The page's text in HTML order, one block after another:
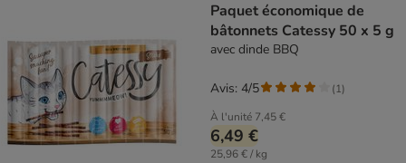
Paquet économique de
bâtonnets Catessy 50 x 5 g
avec dinde BBQ
À l'unité 7,45 €
6,49 €
25,96 € / kg
Avis: 4/5 (1)